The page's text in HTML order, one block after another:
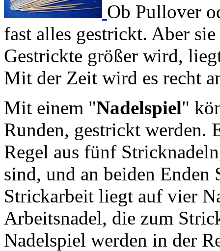
Ob Pullover
fast alles gestrickt. Aber
Gestrickte größer wird,
Mit der Zeit wird es recht
Mit einem "Nadelspiel"
Runden, gestrickt werden.
Regel aus fünf
sind, und an beiden Enden
Strickarbeit liegt auf vier
Arbeitsnadel, die zum
Nadelspiel werden in der